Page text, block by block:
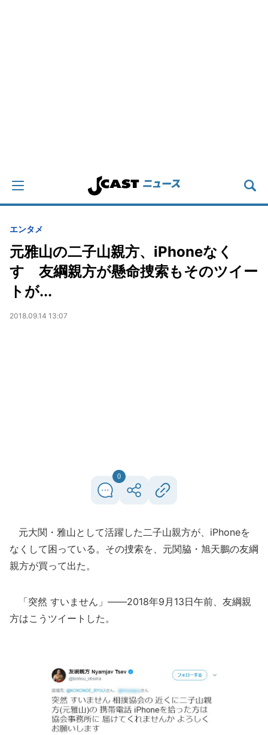
エンタメ
元雅山の二子山親方、iPhoneなく
す 友綱親方が懸命捜索もそのツイー
トが...
2018.09.14 13:07
0
元大関・雅山として活躍した二子山親方が、iPhoneを
なくして困っている。その捜索を、元関脇・旭天鵬の友綱
親方が買って出た。
「突然 すいません」――2018年9月13日午前、友綱親
方はこうツイートした。